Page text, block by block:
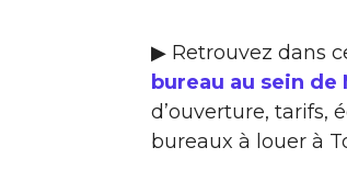
▶ Retrouvez dans
bureau au sein
d’ouverture, tarifs,
bureaux à louer à